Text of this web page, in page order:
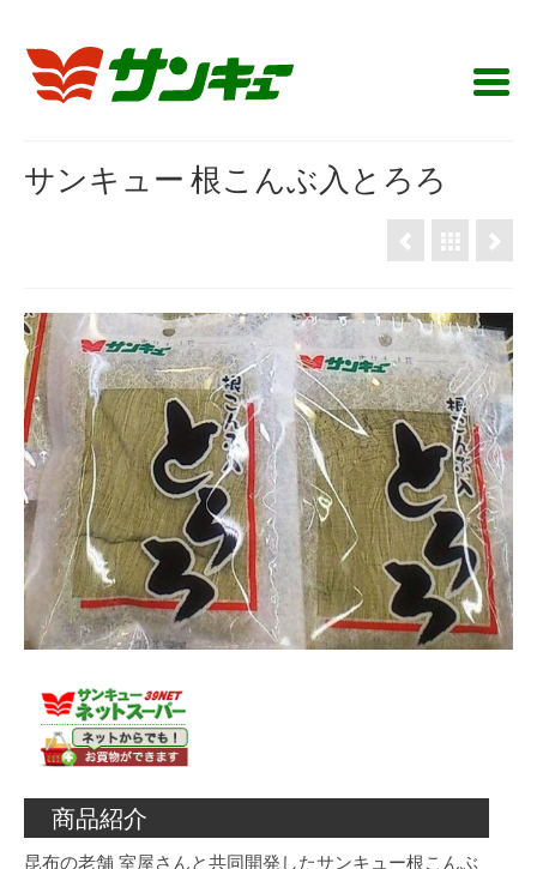
サンキュー 根こんぶ入とろろ
商品紹介
昆布の老舗 室屋さんと共同開発したサンキュー根こんぶ